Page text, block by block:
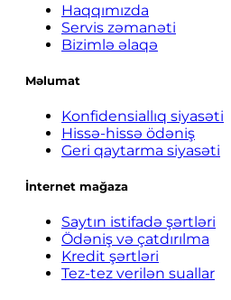
Haqqımızda
Servis zəmanəti
Bizimlə əlaqə
Məlumat
Konfidensiallıq siyasəti
Hissə-hissə ödəniş
Geri qaytarma siyasəti
İnternet mağaza
Saytın istifadə şərtləri
Ödəniş və çatdırılma
Kredit şərtləri
Tez-tez verilən suallar